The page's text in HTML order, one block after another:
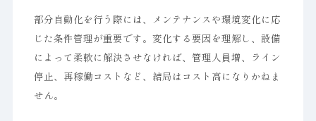
部分自動化を行う際には、メンテナンスや環境変化に応
じた条件管理が重要です。変化する要因を理解し、設備
によって柔軟に解決させなければ、管理人員増、ライン
停止、再稼働コストなど、結局はコスト高になりかねま
せん。